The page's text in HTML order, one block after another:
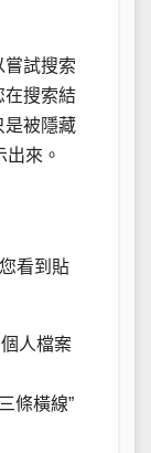
嘗試搜索
在搜索結
是被隱藏
出來。
看到貼
人檔案
條橫線”